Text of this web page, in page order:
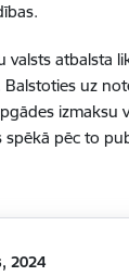
valsts atbalsta
uz
izmaksu
pēc to
2024